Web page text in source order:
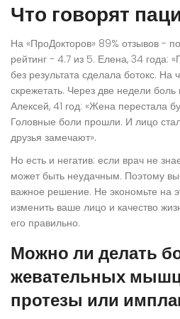
Что говорят
На «ПроДокторов» 89% отзывов -
рейтинг - 4.7 из 5. Елена, 34 года:
без результата сделала ботокс. На
скрежетать. Через две недели боль
Алексей, 41 год: «Жена перестала
Головные боли прошли. И лицо
друзья замечают».
Но есть и негатив: если врач не
может быть неудачным. Поэтому
важное решение. Не экономьте на
изменить ваше лицо и качество
его правильно.
Можно ли делать
жевательных
протезы или